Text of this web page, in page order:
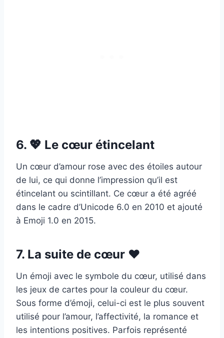
6. 💖 Le cœur étincelant
Un cœur d’amour rose avec des étoiles autour
de lui, ce qui donne l’impression qu’il est
étincelant ou scintillant. Ce cœur a été agréé
dans le cadre d’Unicode 6.0 en 2010 et ajouté
à Emoji 1.0 en 2015.
7. La suite de cœur ♥
Un émoji avec le symbole du cœur, utilisé dans
les jeux de cartes pour la couleur du cœur.
Sous forme d’émoji, celui-ci est le plus souvent
utilisé pour l’amour, l’affectivité, la romance et
les intentions positives. Parfois représenté